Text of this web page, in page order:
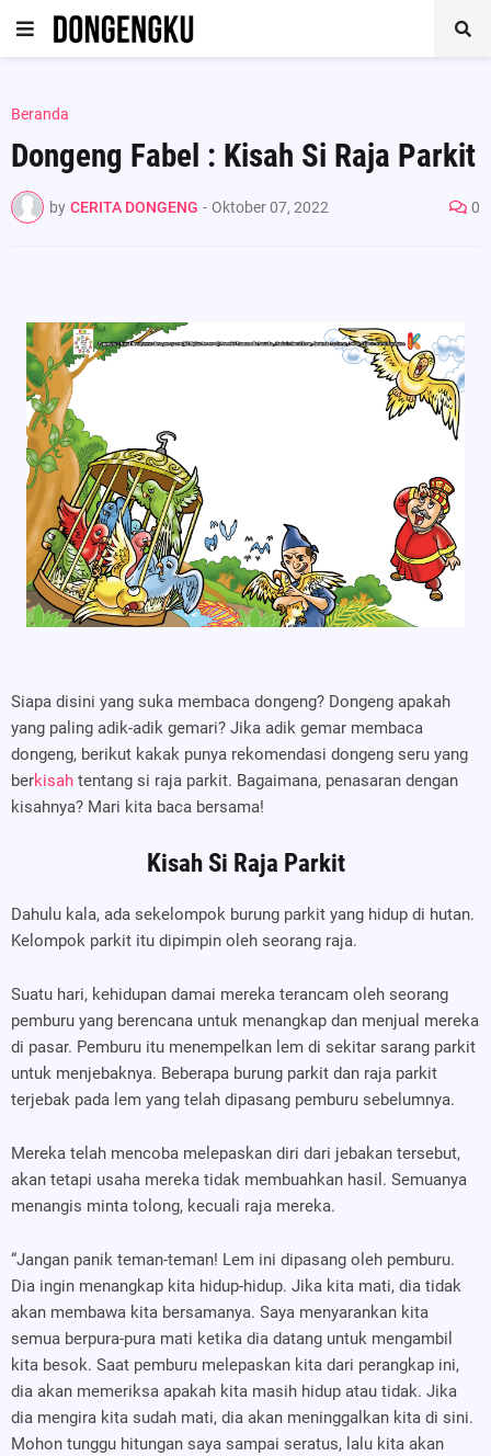
Beranda
Dongeng Fabel : Kisah Si Raja Parkit
by CERITA DONGENG - Oktober 07, 2022 0
Siapa disini yang suka membaca dongeng? Dongeng apakah
yang paling adik-adik gemari? Jika adik gemar membaca
dongeng, berikut kakak punya rekomendasi dongeng seru yang
berkisah tentang si raja parkit. Bagaimana, penasaran dengan
kisahnya? Mari kita baca bersama!
Kisah Si Raja Parkit
Dahulu kala, ada sekelompok burung parkit yang hidup di hutan.
Kelompok parkit itu dipimpin oleh seorang raja.
Suatu hari, kehidupan damai mereka terancam oleh seorang
pemburu yang berencana untuk menangkap dan menjual mereka
di pasar. Pemburu itu menempelkan lem di sekitar sarang parkit
untuk menjebaknya. Beberapa burung parkit dan raja parkit
terjebak pada lem yang telah dipasang pemburu sebelumnya.
Mereka telah mencoba melepaskan diri dari jebakan tersebut,
akan tetapi usaha mereka tidak membuahkan hasil. Semuanya
menangis minta tolong, kecuali raja mereka.
“Jangan panik teman-teman! Lem ini dipasang oleh pemburu.
Dia ingin menangkap kita hidup-hidup. Jika kita mati, dia tidak
akan membawa kita bersamanya. Saya menyarankan kita
semua berpura-pura mati ketika dia datang untuk mengambil
kita besok. Saat pemburu melepaskan kita dari perangkap ini,
dia akan memeriksa apakah kita masih hidup atau tidak. Jika
dia mengira kita sudah mati, dia akan meninggalkan kita di sini.
Mohon tunggu hitungan saya sampai seratus, lalu kita akan